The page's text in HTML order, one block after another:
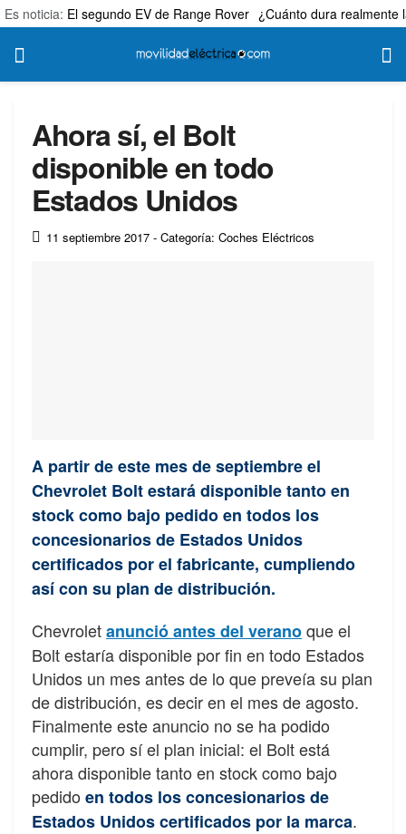
Es noticia: El segundo EV de Range Rover ¿Cuánto dura realmente
Ahora sí, el Bolt
disponible en todo
Estados Unidos
11 septiembre 2017 - Categoría: Coches Eléctricos
A partir de este mes de septiembre el
Chevrolet Bolt estará disponible tanto en
stock como bajo pedido en todos los
concesionarios de Estados Unidos
certificados por el fabricante, cumpliendo
así con su plan de distribución.
Chevroletanunció antes del veranoque el
Bolt estaría disponible por fin en todo Estados
Unidos un mes antes de lo que preveía su plan
de distribución, es decir en el mes de agosto.
Finalmente este anuncio no se ha podido
cumplir, pero sí el plan inicial: el Bolt está
ahora disponible tanto en stock como bajo
pedido en todos los concesionarios de
Estados Unidos certificados por la marca.